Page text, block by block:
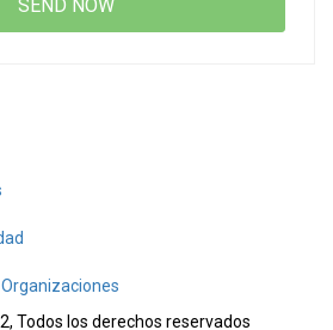
Todos los derechos reservados